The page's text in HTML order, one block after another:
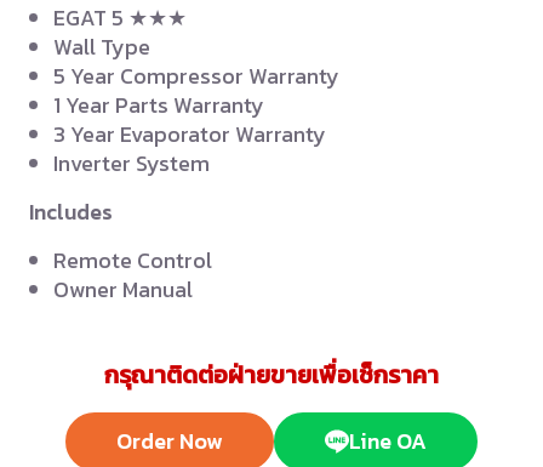
EGAT 5 ★★★
Wall Type
5 Year Compressor Warranty
1 Year Parts Warranty
3 Year Evaporator Warranty
Inverter System
Includes
Remote Control
Owner Manual
กรุณาติดต่อฝ่ายขายเพื่อเช็กราคา
Order Now Line OA